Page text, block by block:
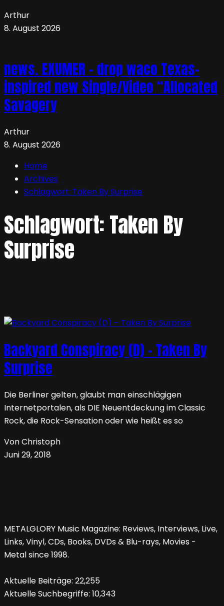
Arthur
8. August 2026
news. EXUMER – drop waco Texas-
inspired new Single/Video “Allocated
Savagery
Arthur
8. August 2026
Home
Archives
Schlagwort: Taken By Surprise
Schlagwort:Taken By
Surprise
Backyard Conspiracy (D) – Taken By
Surprise
Die Berliner gelten, glaubt man einschlägigen
Internetportalen, als DIE Neuentdeckung im Classic
Rock, die Rock-Sensation oder wie heißt es so
Von Christoph
Juni 29, 2018
METALGLORY Music Magazine: Reviews, Interviews, Live,
Links, Vinyl, CDs, Books, DVDs & Blu-rays, Movies -
Metal since 1998.
Aktuelle Beiträge: 22,255
Aktuelle Suchbegriffe: 10,343